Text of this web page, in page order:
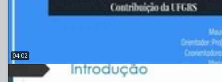
04:02